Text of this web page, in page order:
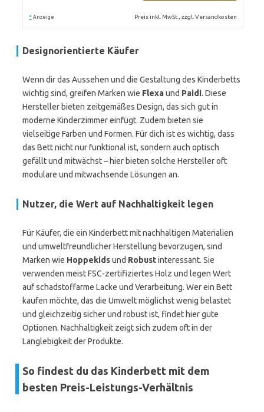
* Anzeige Preis inkl. MwSt., zzgl. Versandkosten
Designorientierte Käufer
Wenn dir das Aussehen und die Gestaltung des Kinderbetts
wichtig sind, greifen Marken wie Flexaund Paidi. Diese
Hersteller bieten zeitgemäßes Design, das sich gut in
moderne Kinderzimmer einfügt. Zudem bieten sie
vielseitige Farben und Formen. Für dich ist es wichtig, dass
das Bett nicht nur funktional ist, sondern auch optisch
gefällt und mitwächst – hier bieten solche Hersteller oft
modulare und mitwachsende Lösungen an.
Nutzer, die Wert auf Nachhaltigkeit legen
Für Käufer, die ein Kinderbett mit nachhaltigen Materialien
und umweltfreundlicher Herstellung bevorzugen, sind
Marken wie Hoppekidsund Robustinteressant. Sie
verwenden meist FSC-zertifiziertes Holz und legen Wert
auf schadstoffarme Lacke und Verarbeitung. Wer ein Bett
kaufen möchte, das die Umwelt möglichst wenig belastet
und gleichzeitig sicher und robust ist, findet hier gute
Optionen. Nachhaltigkeit zeigt sich zudem oft in der
Langlebigkeit der Produkte.
So findest du das Kinderbett mit dem
besten Preis-Leistungs-Verhältnis